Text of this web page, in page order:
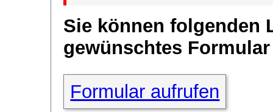
Sie können folgenden
gewünschtes
Formular aufrufen